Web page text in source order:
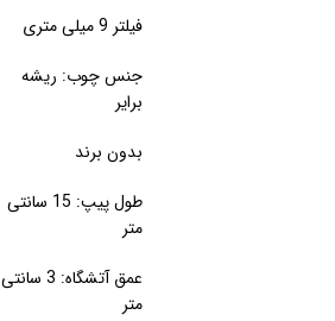
فیلتر 9 میلی متری
جنس چوب: ریشه
برایر
بدون برند
طول پیپ: 15 سانتی
متر
عمق آتشگاه: 3 سانتی
متر